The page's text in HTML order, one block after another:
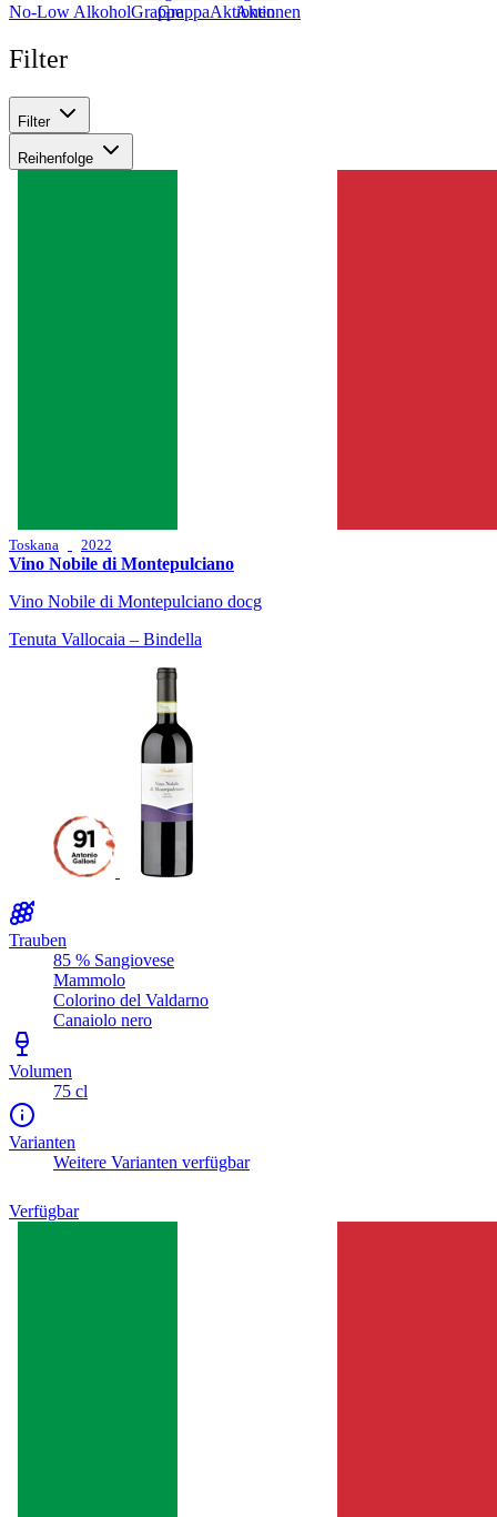
No-Low Alkohol Grappa Aktionen
Filter
Filter
Reihenfolge
Toskana 2022
Vino Nobile di Montepulciano
Vino Nobile di Montepulciano docg
Tenuta Vallocaia – Bindella
Trauben
85 % Sangiovese
Mammolo
Colorino del Valdarno
Canaiolo nero
Volumen
75 cl
Varianten
Weitere Varianten verfügbar
Verfügbar